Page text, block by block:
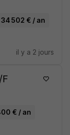
502 € / an
il y a 2 jours
€ / an